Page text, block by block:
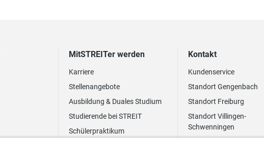
MitSTREITer werden
Karriere
Stellenangebote
Ausbildung & Duales Studium
Studierende bei STREIT
Schülerpraktikum
Kontakt
Kundenservice
Standort Gengenbach
Standort Freiburg
Standort Villingen-
Schwenningen